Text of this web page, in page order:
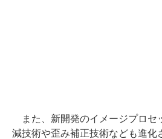
また、新開発のイメージプロセ
減技術や歪み補正技術なども進化